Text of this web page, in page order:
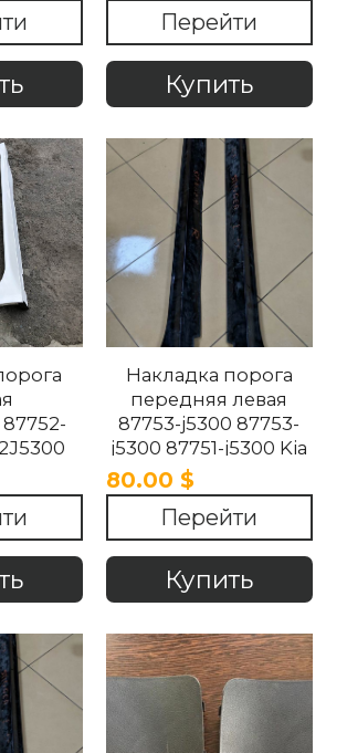
Перейти
Купить
Kia
2021
Накладка порога
передняя левая
87753-j5300 87753-
j5300 87751-j5300 Kia
Stinger 2017-2022 Kia
Stinger 2017-2022
80.00 $
Перейти
Купить